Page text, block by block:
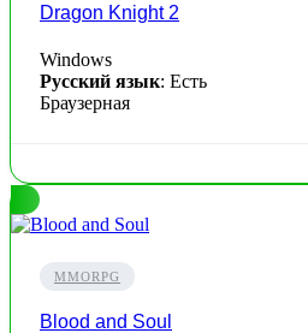
Dragon Knight 2
Windows
Русский язык: Есть
Браузерная
MMORPG
Blood and Soul